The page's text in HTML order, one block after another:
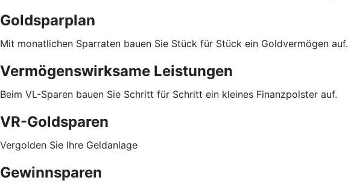
Goldsparplan
Mit monatlichen Sparraten bauen Sie Stück für Stück ein Goldvermögen auf.
Vermögenswirksame Leistungen
Beim VL-Sparen bauen Sie Schritt für Schritt ein kleines Finanzpolster auf.
VR-Goldsparen
Vergolden Sie Ihre Geldanlage
Gewinnsparen